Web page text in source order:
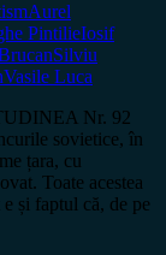
Aurel
PintilieIosif
Silviu
Vasile Luca
Nr. 92
sovietice, în
țara, cu
Toate acestea
și faptul că, de pe